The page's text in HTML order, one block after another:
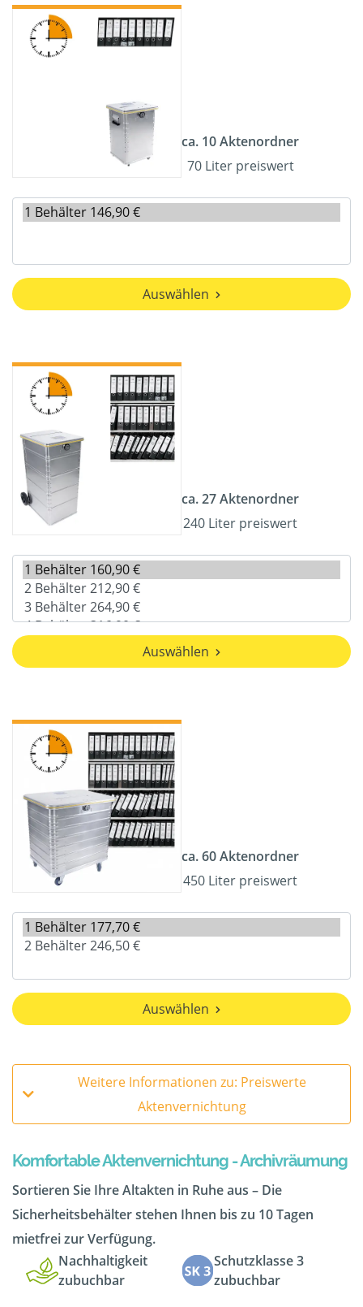
ca. 10 Aktenordner
70 Liter preiswert
Auswählen
ca. 27 Aktenordner
240 Liter preiswert
Auswählen
ca. 60 Aktenordner
450 Liter preiswert
Auswählen
Weitere Informationen zu: Preiswerte
Aktenvernichtung
Komfortable Aktenvernichtung - Archivräumung
Sortieren Sie Ihre Altakten in Ruhe aus – Die
Sicherheitsbehälter stehen Ihnen bis zu 10 Tagen
mietfrei zur Verfügung.
Nachhaltigkeit
zubuchbar
Schutzklasse 3
zubuchbar